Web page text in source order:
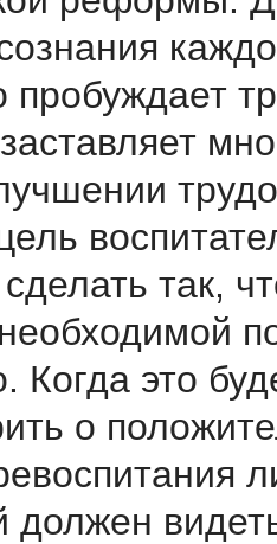
пробуждает
так,
Когда это
о